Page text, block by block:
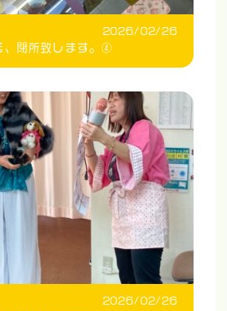
2026/02/26
、閉所致します。④
2026/02/26